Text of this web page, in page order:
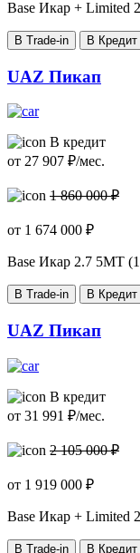
Base Икар + Limited
В Trade-in В Кредит
UAZ Пикап
В кредит
от 27 907 ₽/мес.
1 860 000 ₽
от 1 674 000 ₽
Base Икар 2.7 5МТ
В Trade-in В Кредит
UAZ Пикап
В кредит
от 31 991 ₽/мес.
2 105 000 ₽
от 1 919 000 ₽
Base Икар + Limited
В Trade-in В Кредит